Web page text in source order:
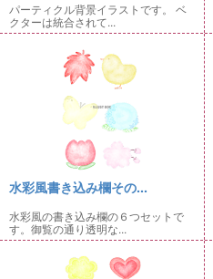
パーティクル背景イラストです。 ベ
クターは統合されて...
水彩風書き込み欄その...
水彩風の書き込み欄の６つセットで
す。御覧の通り透明な...